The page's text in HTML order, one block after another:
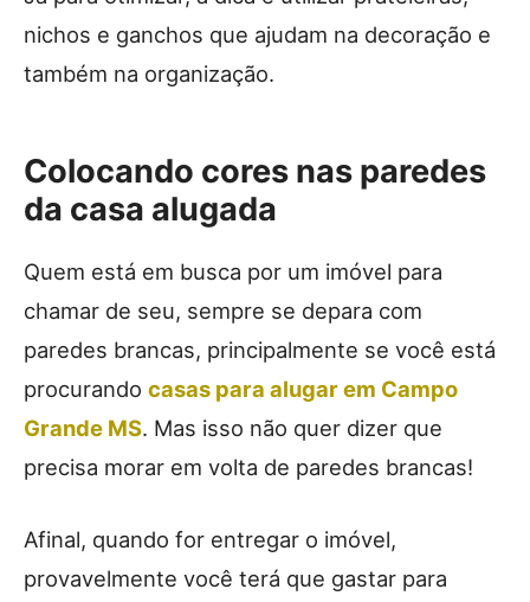
nichos e ganchos que ajudam na decoração e
também na organização.
Colocando cores nas paredes
da casa alugada
Quem está em busca por um imóvel para
chamar de seu, sempre se depara com
paredes brancas, principalmente se você está
procurando casas para alugar em Campo
Grande MS. Mas isso não quer dizer que
precisa morar em volta de paredes brancas!
Afinal, quando for entregar o imóvel,
provavelmente você terá que gastar para